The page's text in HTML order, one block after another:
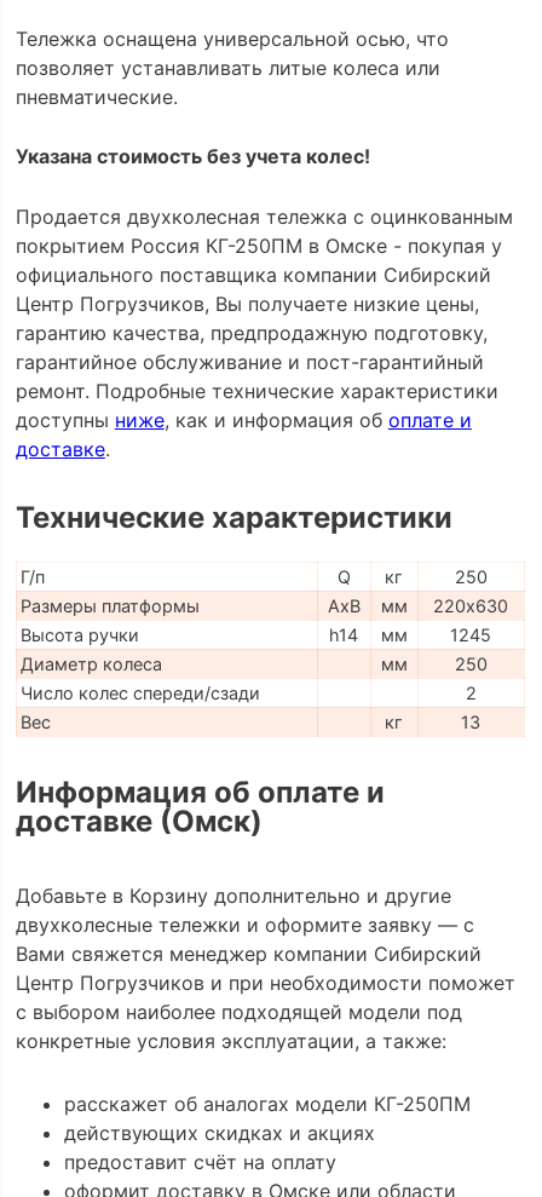
Тележка оснащена универсальной осью, что
позволяет устанавливать литые колеса или
пневматические.
Указана стоимость без учета колес!
Продается двухколесная тележка с оцинкованным
покрытием Россия КГ-250ПМ в Омске - покупая у
официального поставщика компании Сибирский
Центр Погрузчиков, Вы получаете низкие цены,
гарантию качества, предпродажную подготовку,
гарантийное обслуживание и пост-гарантийный
ремонт. Подробные технические характеристики
доступны ниже, как и информация об оплате и
доставке.
Технические характеристики
Г/п Q кг
250
Размеры платформы
AxB мм
220х630
Высота ручки
h14 мм
1245
Диаметр колеса
мм
250
Число колес спереди/сзади
2
Вес
кг 13
Информация об оплате и
доставке (Омск)
Добавьте в Корзину дополнительно и другие
двухколесные тележки и оформите заявку — с
Вами свяжется менеджер компании Сибирский
Центр Погрузчиков и при необходимости поможет
с выбором наиболее подходящей модели под
конкретные условия эксплуатации, а также:
расскажет об аналогах модели КГ-250ПМ
действующих скидках и акциях
предоставит счёт на оплату
оформит доставку в Омске или области